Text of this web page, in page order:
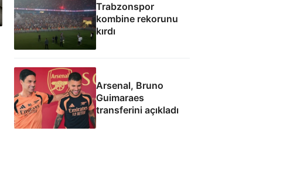
Trabzonspor
kombine rekorunu
kırdı
Arsenal, Bruno
Guimaraes
transferini açıkladı